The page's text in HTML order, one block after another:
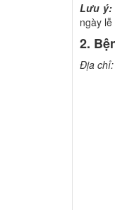
Lưu ý:
ngày lễ
2.
Địa chỉ: